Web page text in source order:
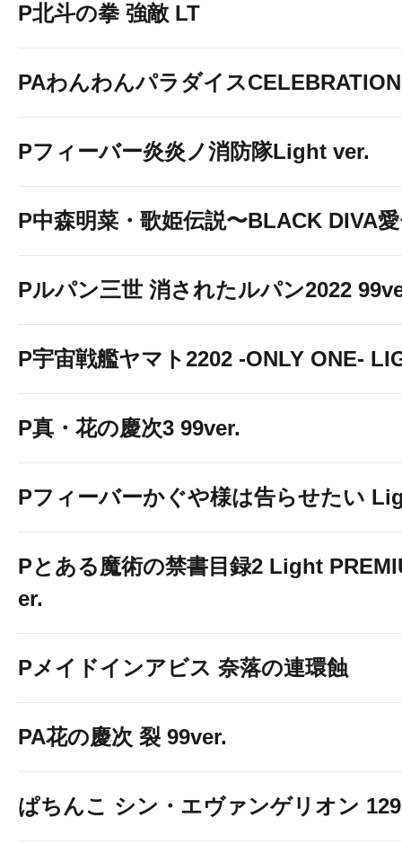
P北斗の拳 強敵 LT
PAわんわんパラダイスCELEBRATION
Pフィーバー炎炎ノ消防隊Light ver.
P中森明菜・歌姫伝説〜BLACK DIVA
Pルパン三世 消されたルパン2022
P宇宙戦艦ヤマト2202 -ONLY ONE-
P真・花の慶次3 99ver.
Pフィーバーかぐや様は告らせたい
Pとある魔術の禁書目録2 Light
er.
Pメイドインアビス 奈落の連環蝕
PA花の慶次 裂 99ver.
ぱちんこ シン・エヴァンゲリオン